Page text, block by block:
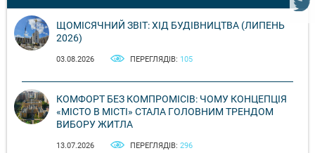
ЩОМІСЯЧНИЙ ЗВІТ: ХІД БУДІВНИЦТВА (ЛИПЕНЬ
2026)
03.08.2026 ПЕРЕГЛЯДІВ: 105
КОМФОРТ БЕЗ КОМПРОМІСІВ: ЧОМУ КОНЦЕПЦІЯ
«МІСТО В МІСТІ» СТАЛА ГОЛОВНИМ ТРЕНДОМ
ВИБОРУ ЖИТЛА
13.07.2026 ПЕРЕГЛЯДІВ: 296